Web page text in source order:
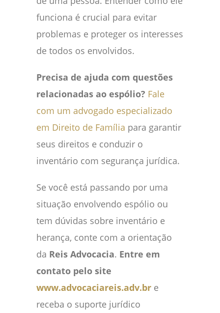
funciona é crucial para evitar
problemas e proteger os interesses
de todos os envolvidos.
Precisa de ajuda com questões
relacionadas ao espólio? Fale
com um advogado especializado
em Direito de Família para garantir
seus direitos e conduzir o
inventário com segurança jurídica.
Se você está passando por uma
situação envolvendo espólio ou
tem dúvidas sobre inventário e
herança, conte com a orientação
da Reis Advocacia. Entre em
contato pelo site
www.advocaciareis.adv.br e
receba o suporte jurídico